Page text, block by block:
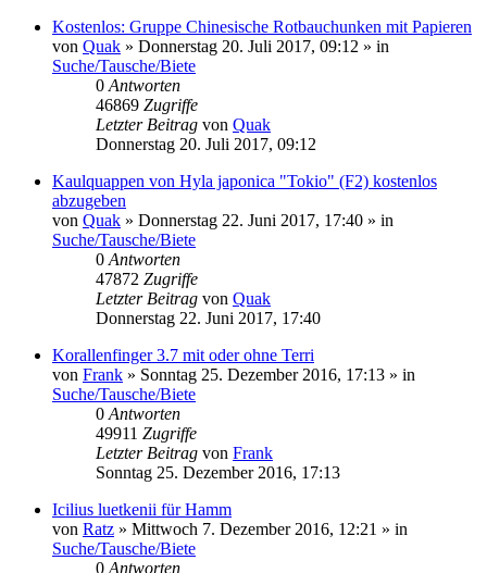
Kostenlos: Gruppe Chinesische Rotbauchunken mit Papieren
von Quak » Donnerstag 20. Juli 2017, 09:12 » in
Suche/Tausche/Biete
0 Antworten
46869 Zugriffe
Letzter Beitrag von Quak
Donnerstag 20. Juli 2017, 09:12
Kaulquappen von Hyla japonica "Tokio" (F2) kostenlos
abzugeben
von Quak » Donnerstag 22. Juni 2017, 17:40 » in
Suche/Tausche/Biete
0 Antworten
47872 Zugriffe
Letzter Beitrag von Quak
Donnerstag 22. Juni 2017, 17:40
Korallenfinger 3.7 mit oder ohne Terri
von Frank » Sonntag 25. Dezember 2016, 17:13 » in
Suche/Tausche/Biete
0 Antworten
49911 Zugriffe
Letzter Beitrag von Frank
Sonntag 25. Dezember 2016, 17:13
Icilius luetkenii für Hamm
von Ratz » Mittwoch 7. Dezember 2016, 12:21 » in
Suche/Tausche/Biete
0 Antworten